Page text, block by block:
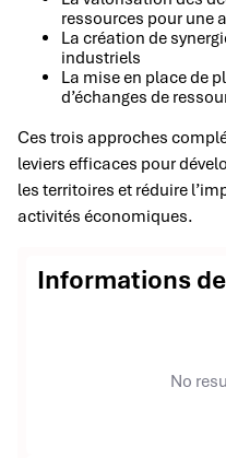
ressources pour une
La création de
industriels
La mise en place de
d’échanges de
Ces trois approches
leviers efficaces pour
les territoires et réduire
activités économiques.
Informations
No